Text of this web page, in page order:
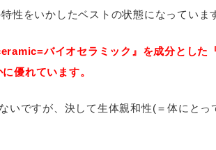
性をいかしたベストの状態になっていま
バイオセラミック』を成分とし
優れています。
ですが、決して生体親和性(＝体にとっ